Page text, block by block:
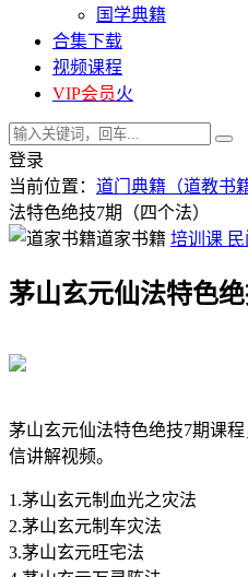
国学典籍
合集下载
视频课程
VIP会员火
登录
当前位置： 道门典籍（道教书
法特色绝技7期（四个法）
道家书籍 培训课
茅山玄元仙法特色绝
茅山玄元仙法特色绝技7期课
信讲解视频。
1.茅山玄元制血光之灾法
2.茅山玄元制车灾法
3.茅山玄元旺宅法